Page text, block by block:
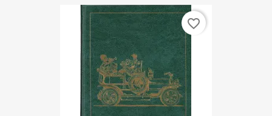
favorite_border